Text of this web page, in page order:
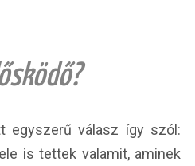
egyszerű válasz így szól:
is tettek valamit, aminek